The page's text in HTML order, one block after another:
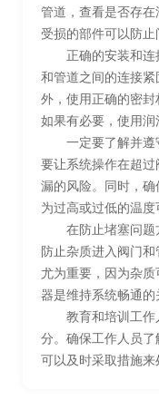
管道，查看是否存
受损的部件可以防止
正确的安装和连
和管道之间的连接
外，使用正确的密封
如果有必要，使用润
一定要了解并遵
要让系统操作在超
漏的风险。同时，
为过高或过低的温度
在防止堵塞问题
防止杂质进入阀门
尤为重要，因为杂
器是维持系统畅通的
教育和培训工作
分。确保工作人员
可以及时采取措施来